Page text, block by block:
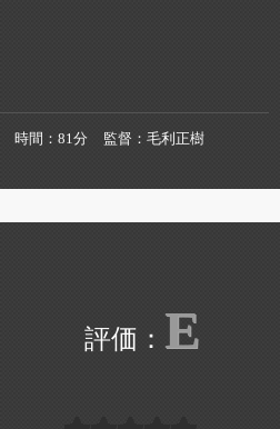
時間 81分 監督
毛利正樹
E